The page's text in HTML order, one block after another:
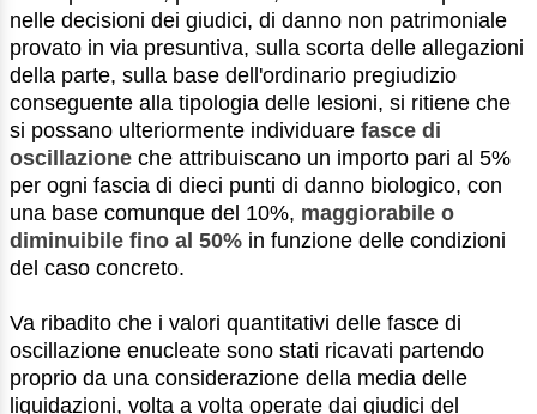
nelle decisioni dei giudici, di danno non patrimoniale
provato in via presuntiva, sulla scorta delle allegazioni
della parte, sulla base dell'ordinario pregiudizio
conseguente alla tipologia delle lesioni, si ritiene che
si possano ulteriormente individuare fasce di
oscillazione che attribuiscano un importo pari al 5%
per ogni fascia di dieci punti di danno biologico, con
una base comunque del 10%, maggiorabile o
diminuibile fino al 50% in funzione delle condizioni
del caso concreto.
Va ribadito che i valori quantitativi delle fasce di
oscillazione enucleate sono stati ricavati partendo
proprio da una considerazione della media delle
liquidazioni, volta a volta operate dai giudici del